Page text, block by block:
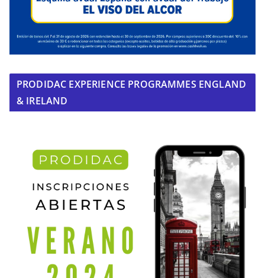
PRODIDAC EXPERIENCE PROGRAMMES ENGLAND
& IRELAND